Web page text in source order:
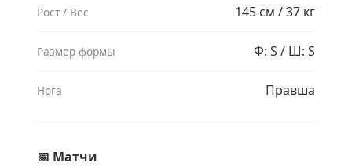
Рост / Вес 145 см / 37 кг
Размер формы Ф: S / Ш: S
Нога Правша
📅 Матчи